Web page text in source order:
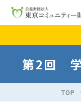
第2回 学
TOP